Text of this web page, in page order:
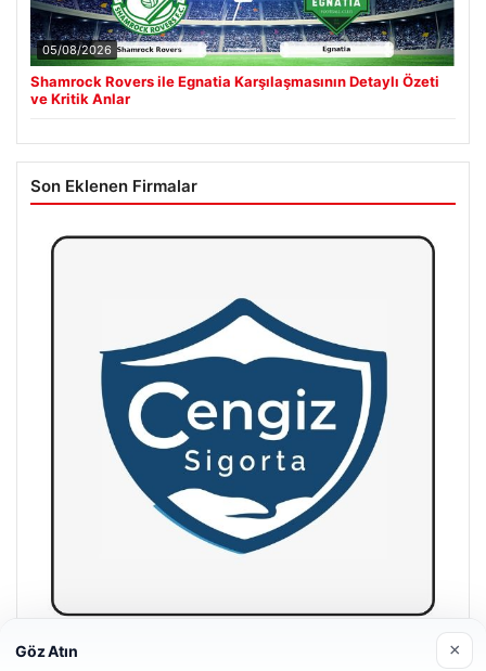
05/08/2026
Shamrock Rovers ile Egnatia Karşılaşmasının Detaylı Özeti
ve Kritik Anlar
Son Eklenen Firmalar
Hastaş Beton
Göz Atın ×